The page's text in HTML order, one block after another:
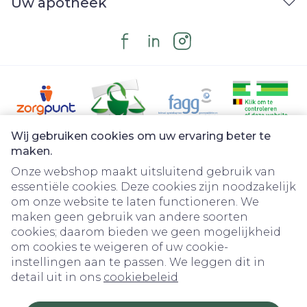
Wij gebruiken cookies om uw ervaring beter te
maken.
Onze webshop maakt uitsluitend gebruik van
essentiële cookies. Deze cookies zijn noodzakelijk
om onze website te laten functioneren. We
maken geen gebruik van andere soorten
cookies; daarom bieden we geen mogelijkheid
om cookies te weigeren of uw cookie-
instellingen aan te passen. We leggen dit in
detail uit in ons cookiebeleid
en ernstige psoriasis); penicillines kunnen de
uitscheiding van methotrexaat verminderen,
waardoor bijwerkingen mogelijk kunnen
Bent u zwanger, denkt u zwanger te zijn, wilt
u zwanger worden of geeft u borstvoeding?
apotheker voordat u dit geneesmiddel
gebruikt. Rijvaardigheid en het gebruik van
machines Amoxicilline EG kan bijwerkingen
veroorzaken en de symptomen (zoals
allergische reacties, duizeligheid en
convulsies) kunnen ervoor zorgen dat u niet
kunt rijden. Rij niet en bedien geen
machines tenzij u zich goed voelt.
Amoxicilline EG bevat natrium Dit middel
Juridische links